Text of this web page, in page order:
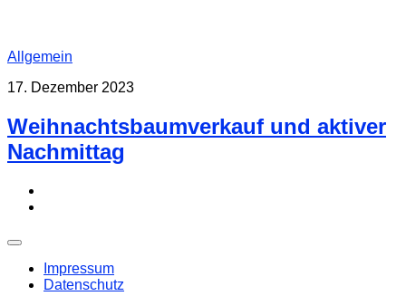
Allgemein
17. Dezember 2023
Weihnachtsbaumverkauf und aktiver
Nachmittag
Impressum
Datenschutz